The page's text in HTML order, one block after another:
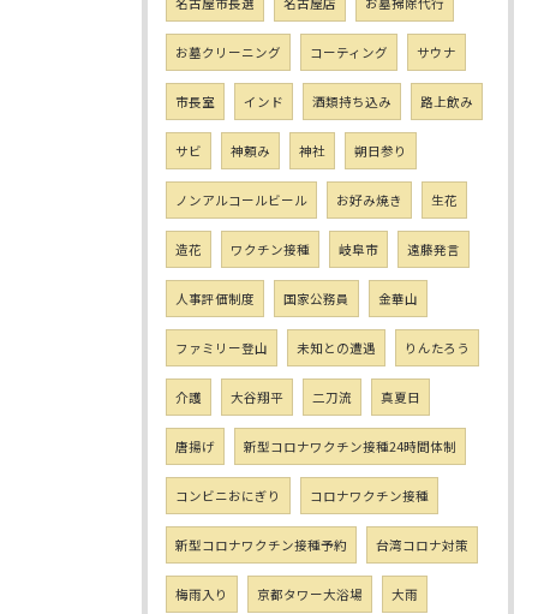
お墓クリーニング コーティング サウナ
市長室 インド 酒類持ち込み 路上飲み
サビ 神頼み 神社 朔日参り
ノンアルコールビール お好み焼き 生花
造花 ワクチン接種 岐阜市 遠藤発言
人事評価制度 国家公務員 金華山
ファミリー登山 未知との遭遇 りんたろう
介護 大谷翔平 二刀流 真夏日
唐揚げ 新型コロナワクチン接種24時間体制
コンビニおにぎり コロナワクチン接種
新型コロナワクチン接種予約 台湾コロナ対策
梅雨入り 京都タワー大浴場 大雨